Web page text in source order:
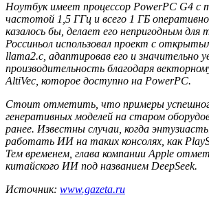
Ноутбук имеет процессор PowerPC G4 с
частотой 1,5 ГГц и всего 1 ГБ
казалось бы, делает его непригодным для
Россиньол использовал проект с
llama2.c, адаптировав его и значительно
производительность благодаря
AltiVec, которое доступно на PowerPC.
Стоит отметить, что примеры
генеративных моделей на старом
ранее. Известны случаи, когда
работать ИИ на таких консолях, как
Тем временем, глава компании Apple
китайского ИИ под названием DeepSeek.
Источник: www.gazeta.ru